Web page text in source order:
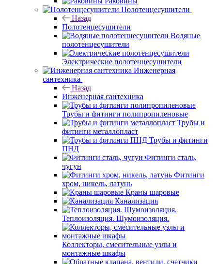
Полотенцесушители
Назад
Полотенцесушители
Водяные
полотенцесушители
Электрические полотенцесушители
Инженерная
сантехника
Назад
Инженерная сантехника
Трубы и фитинги полипропиленовые
Трубы и
фитинги металлопласт
Трубы и фитинги
ПНД
Фитинги сталь,
чугун
Фитинги
хром, никель, латунь
Краны шаровые
Канализация
Теплоизоляция. Шумоизоляция.
Коллекторы, смесительные узлы и
монтажные шкафы